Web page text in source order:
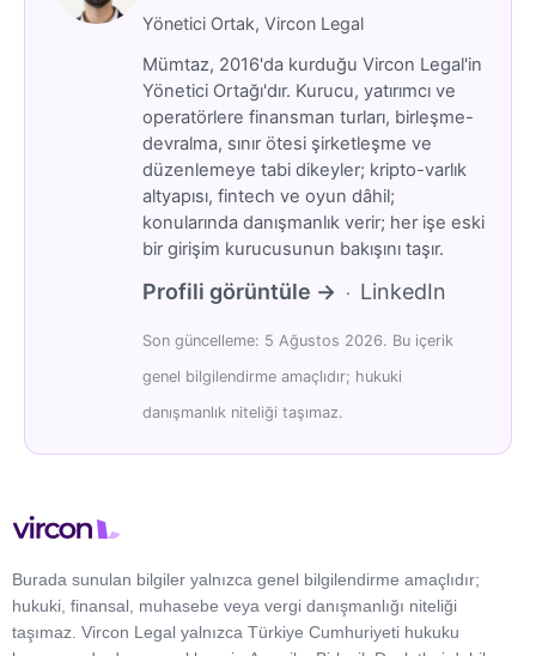
Yönetici Ortak, Vircon Legal
Mümtaz, 2016'da kurduğu Vircon Legal'in
Yönetici Ortağı'dır. Kurucu, yatırımcı ve
operatörlere finansman turları, birleşme-
devralma, sınır ötesi şirketleşme ve
düzenlemeye tabi dikeyler; kripto-varlık
altyapısı, fintech ve oyun dâhil;
konularında danışmanlık verir; her işe eski
bir girişim kurucusunun bakışını taşır.
Profili görüntüle → · LinkedIn
Son güncelleme: 5 Ağustos 2026. Bu içerik
genel bilgilendirme amaçlıdır; hukuki
danışmanlık niteliği taşımaz.
Burada sunulan bilgiler yalnızca genel bilgilendirme amaçlıdır;
hukuki, finansal, muhasebe veya vergi danışmanlığı niteliği
taşımaz. Vircon Legal yalnızca Türkiye Cumhuriyeti hukuku